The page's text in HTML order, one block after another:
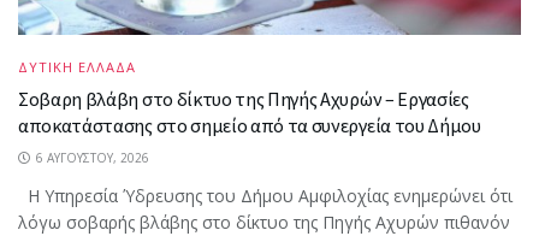
ΔΥΤΙΚΗ ΕΛΛΑΔΑ
Σοβαρη βλάβη στο δίκτυο της Πηγής Αχυρών – Εργασίες
αποκατάστασης στο σημείο από τα συνεργεία του Δήμου
6 ΑΥΓΟΎΣΤΟΥ, 2026
Η Υπηρεσία Ύδρευσης του Δήμου Αμφιλοχίας ενημερώνει ότι
λόγω σοβαρής βλάβης στο δίκτυο της Πηγής Αχυρών πιθανόν